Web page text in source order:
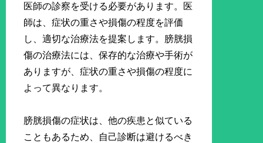
医師の診察を受ける必要があります。医
師は、症状の重さや損傷の程度を評価
し、適切な治療法を提案します。膀胱損
傷の治療法には、保存的な治療や手術が
ありますが、症状の重さや損傷の程度に
よって異なります。
膀胱損傷の症状は、他の疾患と似ている
こともあるため、自己診断は避けるべき